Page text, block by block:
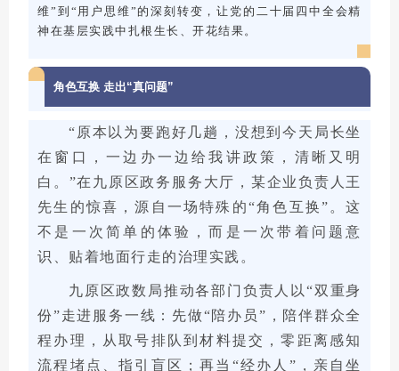
维”到“用户思维”的深刻转变，让党的二十届四中全会精
神在基层实践中扎根生长、开花结果。
角色互换 走出“真问题”
“原本以为要跑好几趟，没想到今天局长坐
在窗口，一边办一边给我讲政策，清晰又明
白。”在九原区政务服务大厅，某企业负责人王
先生的惊喜，源自一场特殊的“角色互换”。这
不是一次简单的体验，而是一次带着问题意
识、贴着地面行走的治理实践。
九原区政数局推动各部门负责人以“双重身
份”走进服务一线：先做“陪办员”，陪伴群众全
程办理，从取号排队到材料提交，零距离感知
流程堵点、指引盲区；再当“经办人”，亲自坐